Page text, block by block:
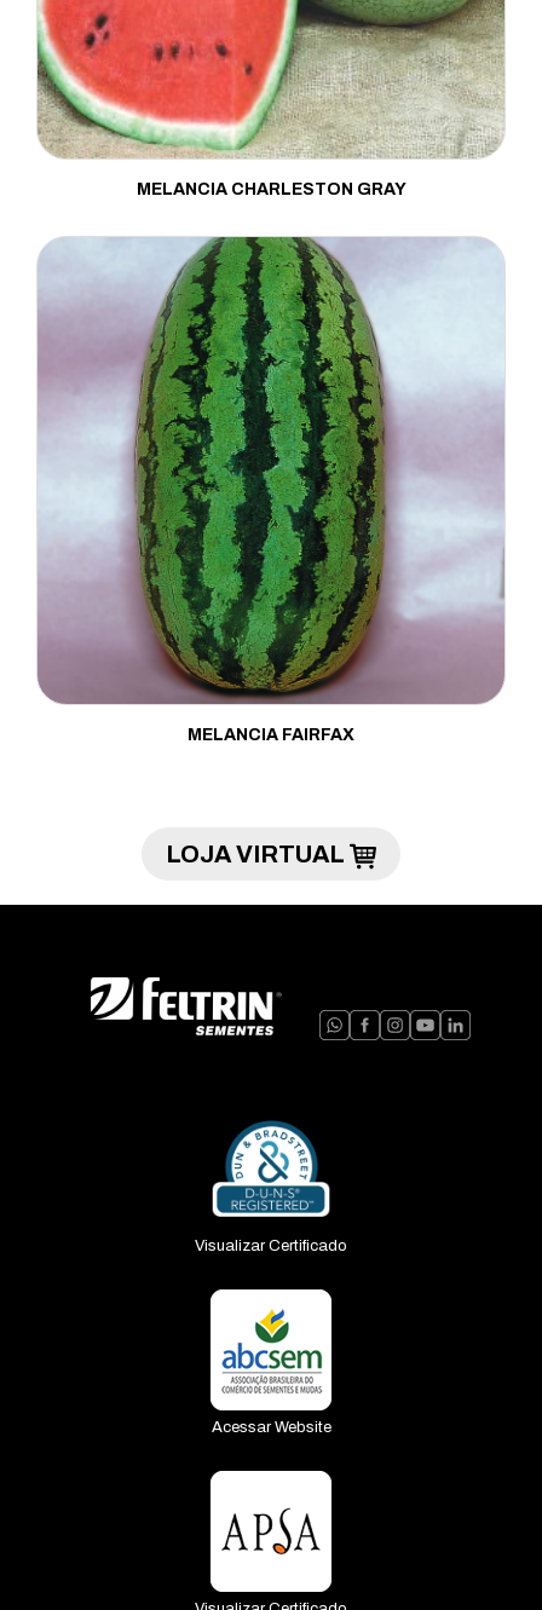
MELANCIA CHARLESTON GRAY
MELANCIA FAIRFAX
LOJA VIRTUAL
Visualizar Certificado
Acessar Website